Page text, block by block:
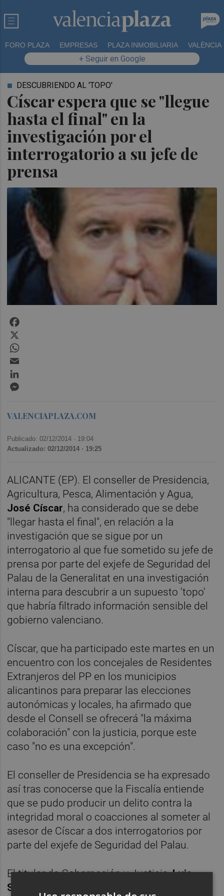
FORO PLAZA EMPRESAS PLAZA INMOBILIARIA VALÈNCIA
+ Seguir en Google
Císcar espera que se "llegue
hasta el final" en la
investigación por el
interrogatorio a su jefe de
prensa
DESCUBRIENDO AL 'TOPO'
VALENCIAPLAZA.COM
Publicado: 02/12/2014 · 19:04
Actualizado: 02/12/2014 · 19:25
ALICANTE (EP). El conseller de Presidencia,
Agricultura, Pesca, Alimentación y Agua,
José Císcar, ha considerado que se debe
"llegar hasta el final", en relación a la
investigación que se sigue por un
interrogatorio al que fue sometido su jefe de
prensa por parte del exjefe de Seguridad del
Palau de la Generalitat en una investigación
interna para descubrir a un supuesto 'topo'
que habría filtrado información sensible del
gobierno valenciano.
Císcar, que ha participado este martes en un
encuentro con los concejales de Residentes
Extranjeros del PP en los municipios
alicantinos para preparar las elecciones
autonómicas y locales, ha afirmado que
desde el Consell se ofrecerá "la máxima
colaboración" con la justicia, porque este
caso "no es una excepción".
El conseller de Presidencia se ha expresado
así tras conocerse que la Fiscalía entiende
que se pudo producir un delito contra la
integridad moral o coacciones al someter al
asesor de Císcar a dos interrogatorios por
parte del exjefe de Seguridad del Palau.
El titular de Gobernación y Justicia,Luis
Santamaría